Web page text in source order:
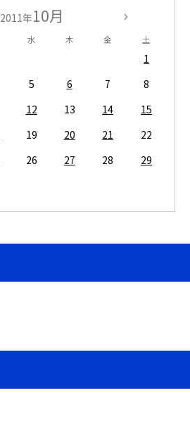
2011年10月
水 木 金 土
1
5 6 7
8
12 13 14
15
19 20 21
22
26 27 28
29